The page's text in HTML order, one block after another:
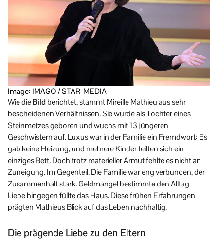
Image: IMAGO / STAR-MEDIA
Wie dieBild berichtet, stammt Mireille Mathieu aus sehr
bescheidenen Verhältnissen. Sie wurde als Tochter eines
Steinmetzes geboren und wuchs mit 13 jüngeren
Geschwistern auf. Luxus war in der Familie ein Fremdwort: Es
gab keine Heizung, und mehrere Kinder teilten sich ein
einziges Bett. Doch trotz materieller Armut fehlte es nicht an
Zuneigung. Im Gegenteil. Die Familie war eng verbunden, der
Zusammenhalt stark. Geldmangel bestimmte den Alltag –
Liebe hingegen füllte das Haus. Diese frühen Erfahrungen
prägten Mathieus Blick auf das Leben nachhaltig.
Die prägende Liebe zu den Eltern